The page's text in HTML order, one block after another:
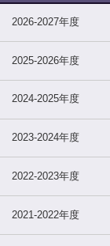
2026-2027年度
2025-2026年度
2024-2025年度
2023-2024年度
2022-2023年度
2021-2022年度